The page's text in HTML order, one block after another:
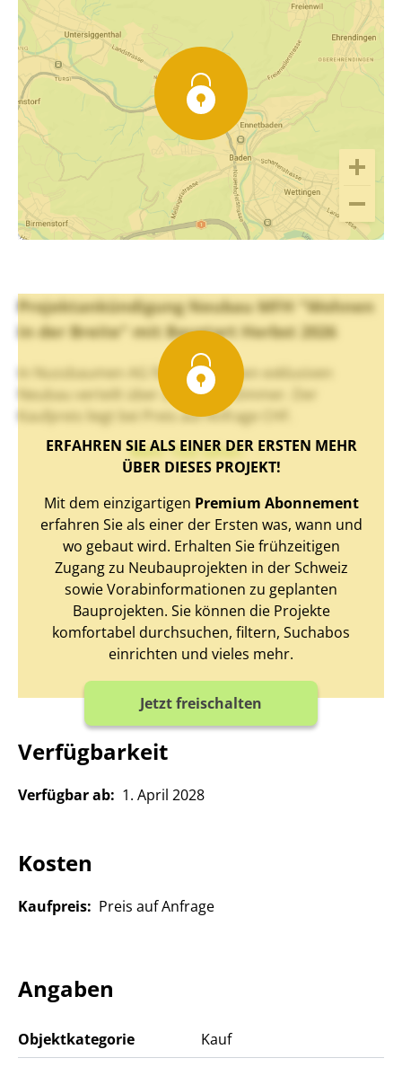
Projektankündigung Neubau MFH "Wohnen
in der Breite" mit Baustart Herbst 2026
In Nussbaumen AG finden Sie einen exklusiven
Neubau verteilt über 2.5 bis 4.5 Zimmer. Der
Kaufpreis liegt bei Preis auf Anfrage CHF.
Mehr Text sehen
ERFAHREN SIE ALS EINER DER ERSTEN MEHR
ÜBER DIESES PROJEKT!
Mit dem einzigartigen Premium Abonnement
erfahren Sie als einer der Ersten was, wann und
wo gebaut wird. Erhalten Sie frühzeitigen
Zugang zu Neubauprojekten in der Schweiz
sowie Vorabinformationen zu geplanten
Bauprojekten. Sie können die Projekte
komfortabel durchsuchen, filtern, Suchabos
einrichten und vieles mehr.
Jetzt freischalten
Verfügbarkeit
Verfügbar ab: 1. April 2028
Kosten
Kaufpreis: Preis auf Anfrage
Angaben
Objektkategorie
Kauf